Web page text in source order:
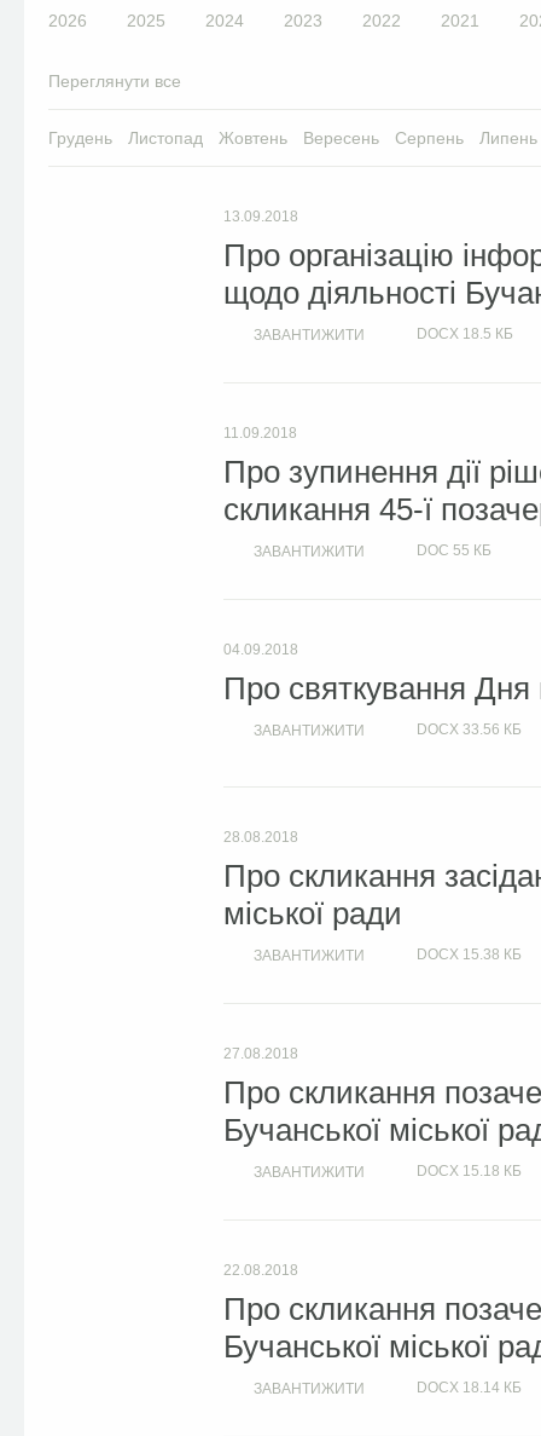
2026 2025 2024 2023 2022 2021
Переглянути все
Грудень Листопад Жовтень Вересень Серпень Липень
13.09.2018
Про організацію
щодо діяльності
ЗАВАНТИЖИТИ DOCX 18.5 КБ
11.09.2018
Про зупинення дії
скликання 45-ї
ЗАВАНТИЖИТИ DOC 55 КБ
04.09.2018
Про святкування Дня
ЗАВАНТИЖИТИ DOCX 33.56 КБ
28.08.2018
Про скликання
міської ради
ЗАВАНТИЖИТИ DOCX 15.38 КБ
27.08.2018
Про скликання
Бучанської міської
ЗАВАНТИЖИТИ DOCX 15.18 КБ
22.08.2018
Про скликання
Бучанської міської
ЗАВАНТИЖИТИ DOCX 18.14 КБ